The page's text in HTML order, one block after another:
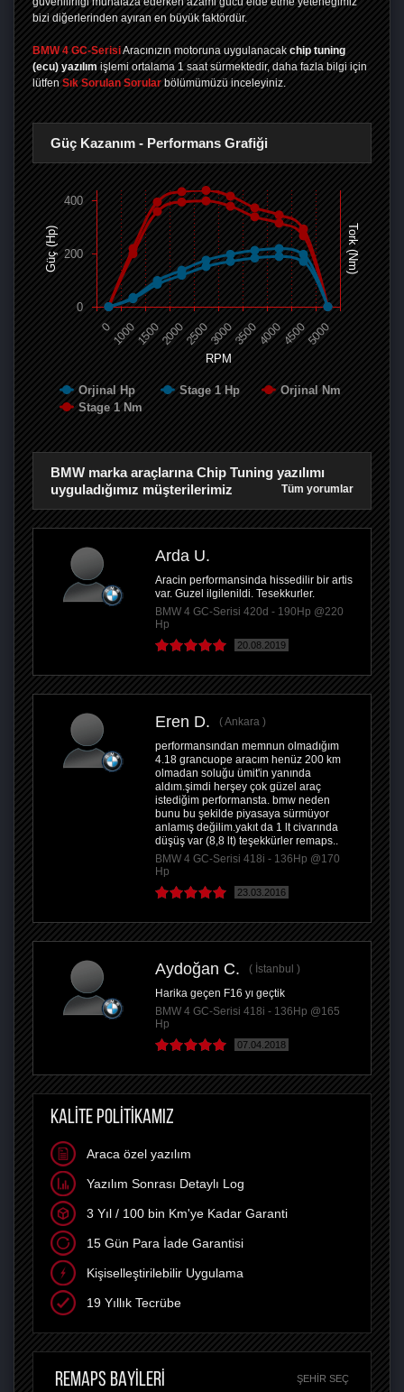
bizi diğerlerinden ayıran en büyük faktördür.
BMW 4 GC-SerisiAracınızın motoruna uygulanacak chip tuning
(ecu) yazılım işlemi ortalama 1 saat sürmektedir, daha fazla bilgi için
lütfen Sık Sorulan Sorular bölümümüzü inceleyiniz.
Güç Kazanım - Performans Grafiği
RPM
Güç (Hp) Tork (Nm)
Orjinal Hp Stage 1 Hp
Orjinal Nm
Stage 1 Nm
0 100015002000250030003500400045005000
0
200
400
BMW marka araçlarına Chip Tuning yazılımı
uyguladığımız müşterilerimiz
Tüm yorumlar
Arda U.
Aracin performansinda hissedilir bir artis
var. Guzel ilgilenildi. Tesekkurler.
BMW 4 GC-Serisi 420d - 190Hp @220
Hp
20.08.2019
Eren D.
Ankara
performansından memnun olmadığım
4.18 grancuope aracım henüz 200 km
olmadan soluğu ümit'in yanında
aldım.şimdi herşey çok güzel araç
istediğim performansta. bmw neden
bunu bu şekilde piyasaya sürmüyor
anlamış değilim.yakıt da 1 lt civarında
düşüş var (8,8 lt) teşekkürler remaps..
BMW 4 GC-Serisi 418i - 136Hp @170
Hp
23.03.2016
Aydoğan C.
İstanbul
Harika geçen F16 yı geçtik
BMW 4 GC-Serisi 418i - 136Hp @165
Hp
07.04.2018
KALİTE POLİTİKAMIZ
Araca özel yazılım
Yazılım Sonrası Detaylı Log
3 Yıl / 100 bin Km'ye Kadar Garanti
15 Gün Para İade Garantisi
Kişiselleştirilebilir Uygulama
19 Yıllık Tecrübe
REMAPS BAYİLERİ ŞEHIR SEÇ